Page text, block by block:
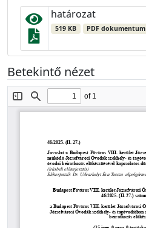
határozat
519 KB PDF dokumentum
Betekintő nézet